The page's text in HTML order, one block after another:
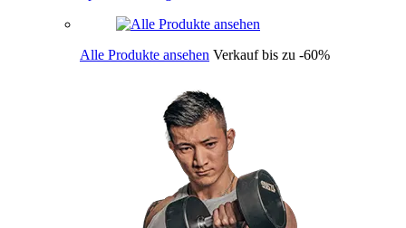
Alle Produkte ansehen Verkauf bis zu -60%